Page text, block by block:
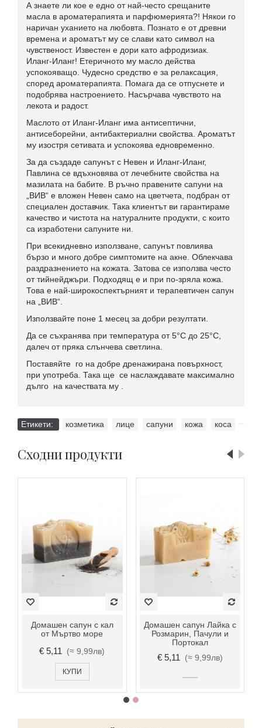
А знаете ли кое е едно от най-често срещаните
масла в ароматерапията и парфюмерията?! Някои го
наричан уханието на любовта. Познато е от древни
времена и ароматът му се слави като символ на
чувственост. Известен е дори като афродизиак.
Иланг-Иланг! Етеричното му масло действа
успокояващо. Чудесно средство е за релаксация,
според ароматерапията. Помага да се отпуснете и
подобрява настроението. Насърчава чувството на
лекота и радост.
Маслото от Иланг-Иланг има антисептични,
антисеборейни, антибактериални свойства. Ароматът
му изостря сетивата и успокоява едновременно.
За да създаде сапунът с Невен и Иланг-Иланг,
Павлина се вдъхновява от лечебните свойства на
мазилата на бабите. В ръчно правените сапуни на
„ВИВ“ е вложен Невен само на цветчета, подбран от
специален доставчик. Така клиентът ви гарантираме
качество и чистота на натуралните продукти, с които
са изработени сапуните ни.
При всекидневно използване, сапунът повлиява
бързо и много добре симптомите на акне. Облекчава
раздразнението на кожата. Затова се използва често
от тийнейджъри. Подходящ е и при по-зряла кожа.
Това е най-широкоспектърният и терапевтичен сапун
на „ВИВ“.
Използвайте поне 1 месец за добри резултати.
Да се съхранява при температура от 5°С до 25°С,
далеч от пряка слънчева светлина.
Поставяйте го на добре дренажирана повърхност,
при употреба. Така ще се наслаждавате максимално
дълго на качествата му .
Етикети: козметика лице сапуни кожа коса
Сходни продукти
Домашен сапун с кал
от Мъртво море
€ 5,11 (≈ 9,99лв)
КУПИ
Домашен сапун Лайка с
Розмарин, Пачули и
Портокал
€ 5,11 (≈ 9,99лв)